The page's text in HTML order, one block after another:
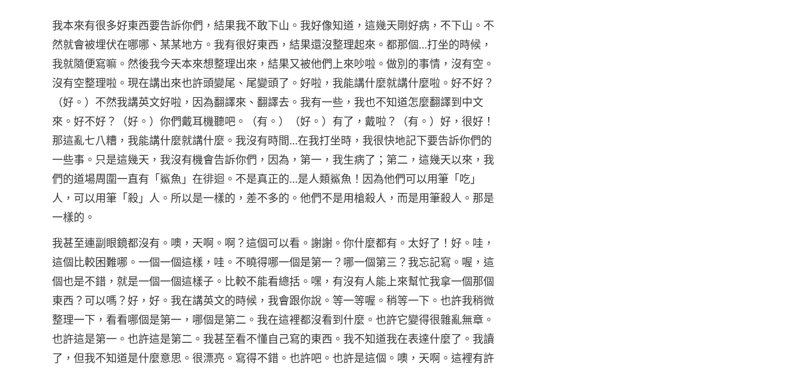
我本來有很多好東西要告訴你們，結果我不敢下山。我好像知道，這幾天剛好病，不下山。不
然就會被埋伏在哪哪、某某地方。我有很好東西，結果還沒整理起來。都那個…打坐的時候，
我就隨便寫嘛。然後我今天本來想整理出來，結果又被他們上來吵啦。做別的事情，沒有空。
沒有空整理啦。現在講出來也許頭變尾、尾變頭了。好啦，我能講什麼就講什麼啦。好不好？
（好。）不然我講英文好啦，因為翻譯來、翻譯去。我有一些，我也不知道怎麼翻譯到中文
來。好不好？（好。）你們戴耳機聽吧。（有。）（好。）有了，戴啦？（有。）好，很好！
那這亂七八糟，我能講什麼就講什麼。我沒有時間…在我打坐時，我很快地記下要告訴你們的
一些事。只是這幾天，我沒有機會告訴你們，因為，第一，我生病了；第二，這幾天以來，我
們的道場周圍一直有「鯊魚」在徘迴。不是真正的…是人類鯊魚！因為他們可以用筆「吃」
人，可以用筆「殺」人。所以是一樣的，差不多的。他們不是用槍殺人，而是用筆殺人。那是
一樣的。
我甚至連副眼鏡都沒有。噢，天啊。啊？這個可以看。謝謝。你什麼都有。太好了！好。哇，
這個比較困難哪。一個一個這樣，哇。不曉得哪一個是第一？哪一個第三？我忘記寫。喔，這
個也是不錯，就是一個一個這樣子。比較不能看總括。嘿，有沒有人能上來幫忙我拿一個那個
東西？可以嗎？好，好。我在講英文的時候，我會跟你說。等一等喔。稍等一下。也許我稍微
整理一下，看看哪個是第一，哪個是第二。我在這裡都沒看到什麼。也許它變得很雜亂無章。
也許這是第一。也許這是第二。我甚至看不懂自己寫的東西。我不知道我在表達什麼了。我讀
了，但我不知道是什麼意思。很漂亮。寫得不錯。也許吧。也許是這個。噢，天啊。這裡有許